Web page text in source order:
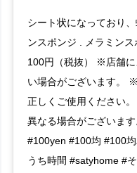
シート状になっており
ンスポンジ . メラミン
100円（税抜） ※店舗
い場合がございます。
正しくご使用ください
異なる場合がございま
#100yen #100均 #100
うち時間 #satyhome #